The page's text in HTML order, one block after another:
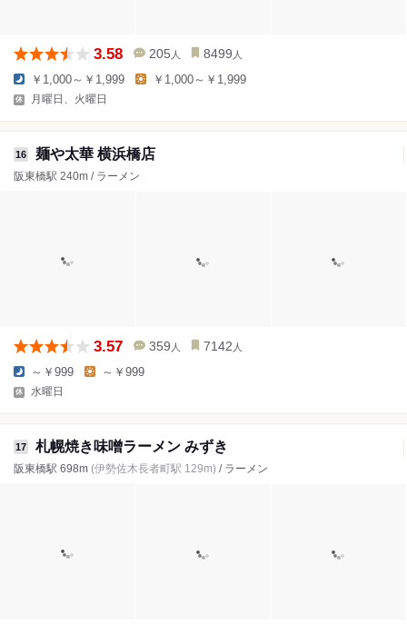
3.58 205 人 8499 人
￥1,000～￥1,999 ￥1,000～￥1,999
月曜日、火曜日
16 麺や太華 横浜橋店
阪東橋駅 240m / ラーメン
3.57 359 人 7142 人
～￥999 ～￥999
水曜日
17 札幌焼き味噌ラーメン みずき
阪東橋駅 698m (伊勢佐木長者町駅 129m) / ラーメン